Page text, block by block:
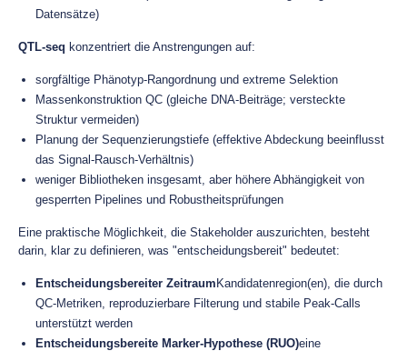
Datensätze)
QTL-seq konzentriert die Anstrengungen auf:
sorgfältige Phänotyp-Rangordnung und extreme Selektion
Massenkonstruktion QC (gleiche DNA-Beiträge; versteckte
Struktur vermeiden)
Planung der Sequenzierungstiefe (effektive Abdeckung beeinflusst
das Signal-Rausch-Verhältnis)
weniger Bibliotheken insgesamt, aber höhere Abhängigkeit von
gesperrten Pipelines und Robustheitsprüfungen
Eine praktische Möglichkeit, die Stakeholder auszurichten, besteht
darin, klar zu definieren, was "entscheidungsbereit" bedeutet:
Entscheidungsbereiter Zeitraum Kandidatenregion(en), die durch
QC-Metriken, reproduzierbare Filterung und stabile Peak-Calls
unterstützt werden
Entscheidungsbereite Marker-Hypothese (RUO)eine